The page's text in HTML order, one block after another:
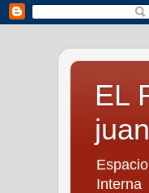
EL
Interna